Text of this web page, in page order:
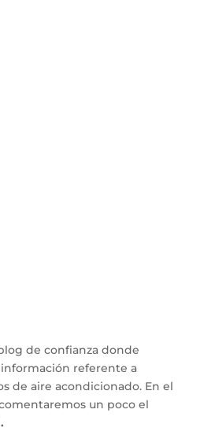
de confianza donde
referente a
de aire acondicionado. En el
un poco el